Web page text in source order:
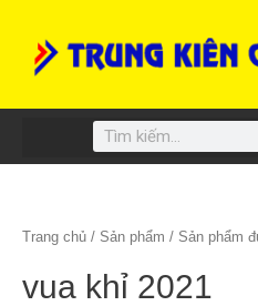
content
Search
Trang chủ / Sản phẩm / Sản phẩm
vua khỉ 2021